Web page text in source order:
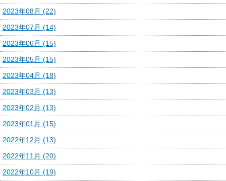
2023年08月 (22)
2023年07月 (14)
2023年06月 (15)
2023年05月 (15)
2023年04月 (18)
2023年03月 (13)
2023年02月 (13)
2023年01月 (15)
2022年12月 (13)
2022年11月 (20)
2022年10月 (19)